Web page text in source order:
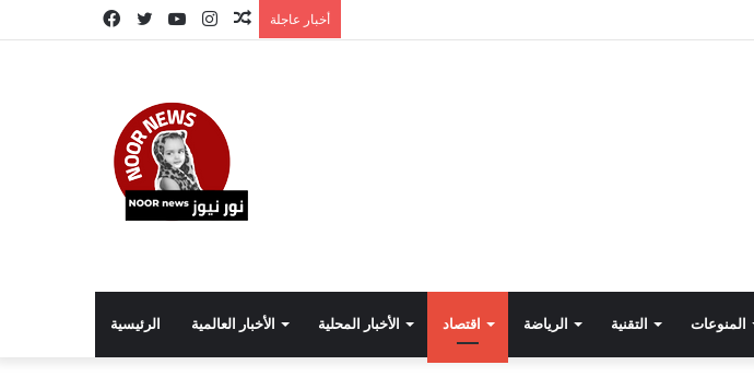
أخبار عاجلة
مقالانستقرام
يوتيوب تويترفيسبوك
الرئيسية الأخبار العالمية الأخبار المحلية اقتصاد الرياضة التقنية المنوعات